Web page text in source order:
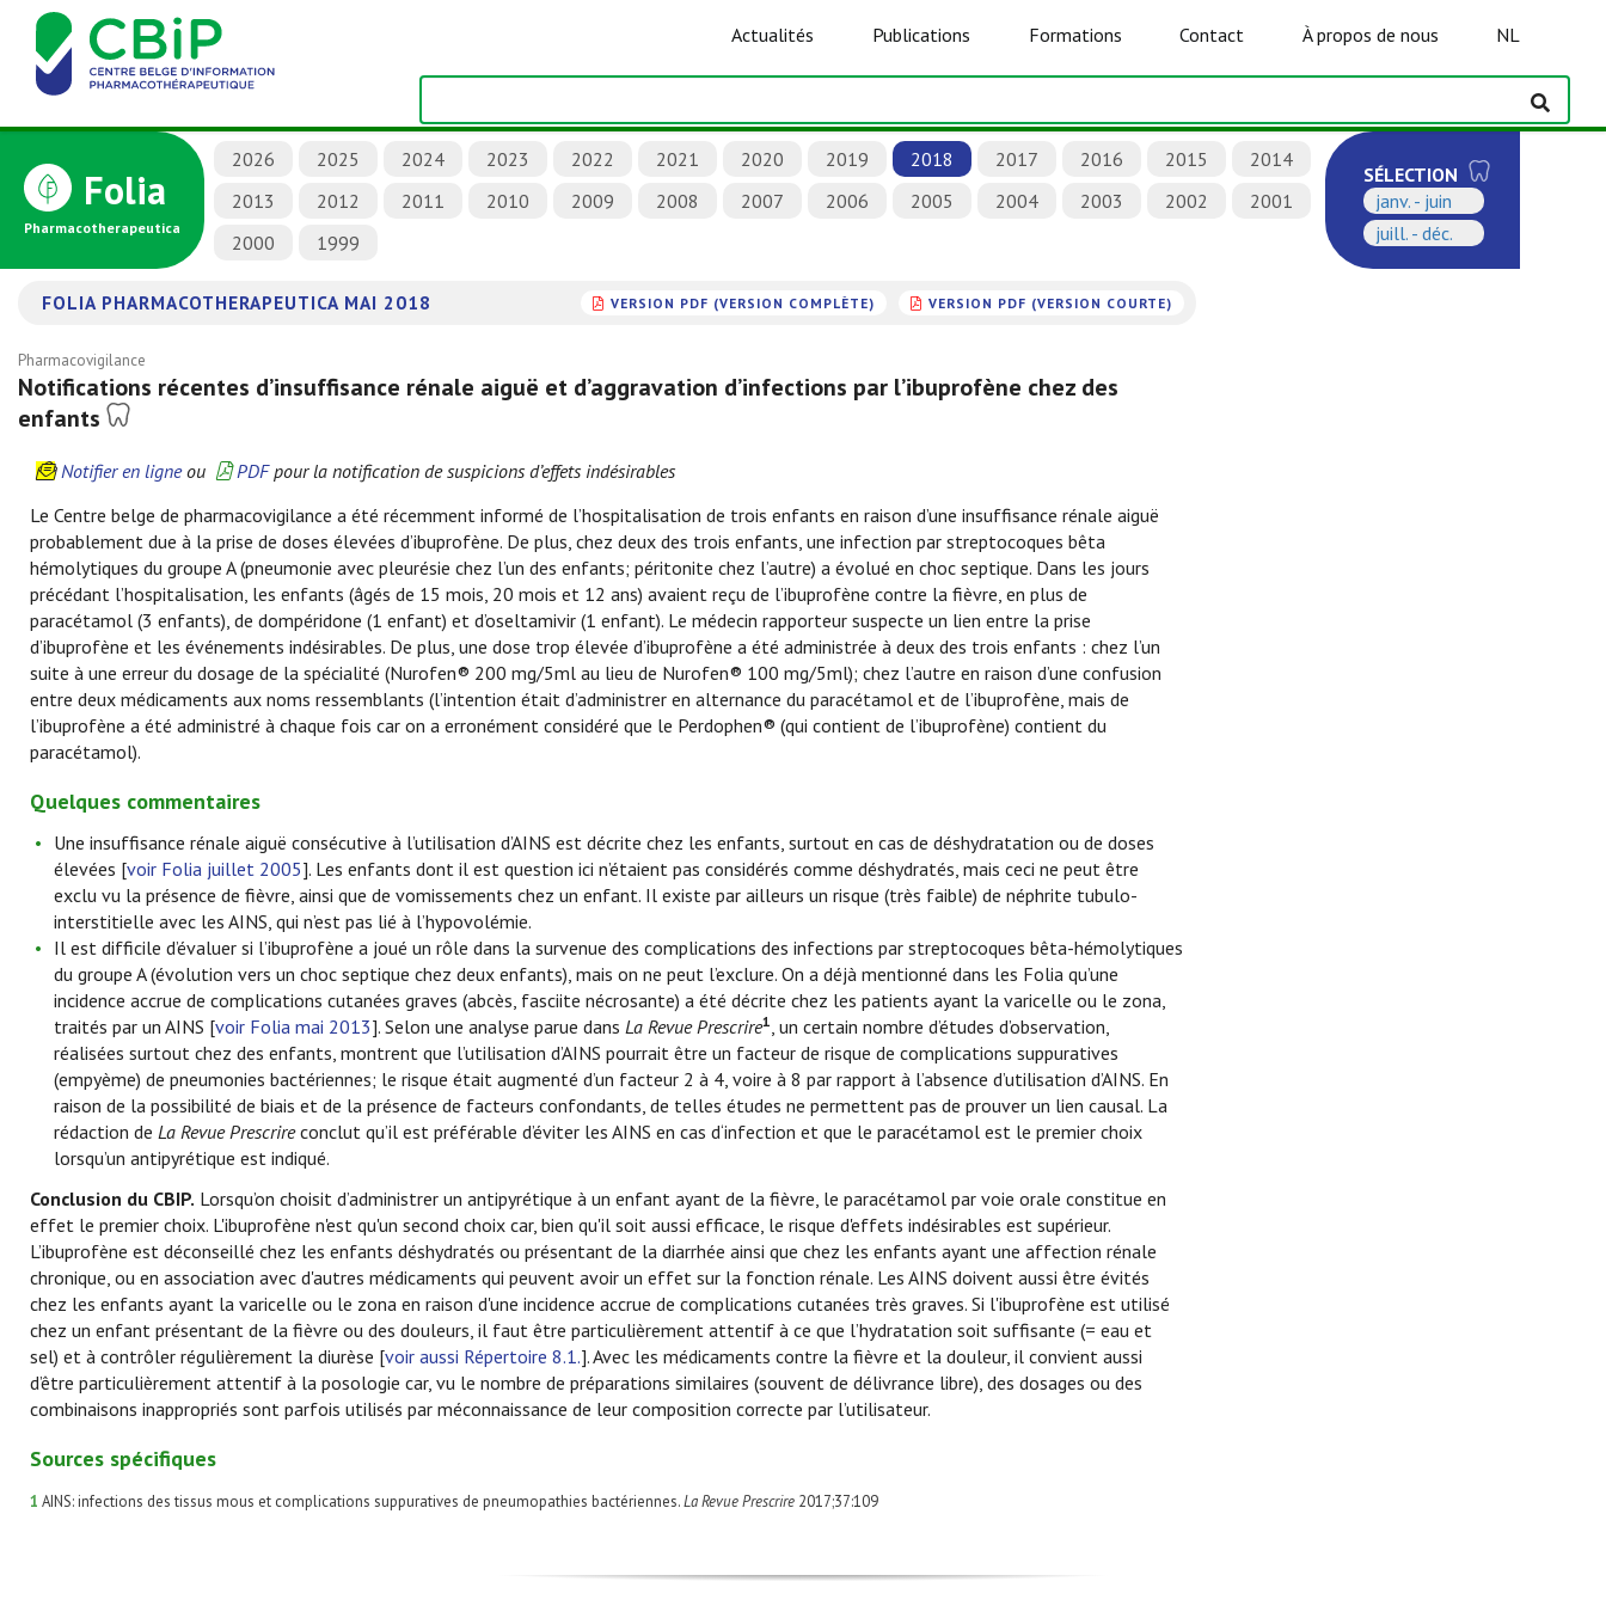
Actualités Publications Formations Contact À propos de nous NL
Folia
Pharmacotherapeutica
2026 2025 2024 2023 2022 2021 2020 2019 2018 2017 2016 2015
2014
2013
2012 2011 2010 2009 2008 2007 2006 2005 2004 2003 2002
2001
2000
1999
SÉLECTION
janv. - juin
juill. - déc.
FOLIA PHARMACOTHERAPEUTICA MAI 2018 VERSION PDF (VERSION COMPLÈTE) VERSION PDF (VERSION COURTE)
Pharmacovigilance
Notifications récentes d’insuffisance rénale aiguë et d’aggravation d’infections par l’ibuprofène chez des
enfants
Notifier en ligneou PDFpour la notification de suspicions d’effets indésirables
Le Centre belge de pharmacovigilance a été récemment informé de l’hospitalisation de trois enfants en raison d’une insuffisance rénale aiguë
probablement due à la prise de doses élevées d’ibuprofène. De plus, chez deux des trois enfants, une infection par streptocoques bêta
hémolytiques du groupe A (pneumonie avec pleurésie chez l’un des enfants; péritonite chez l’autre) a évolué en choc septique. Dans les jours
précédant l’hospitalisation, les enfants (âgés de 15 mois, 20 mois et 12 ans) avaient reçu de l’ibuprofène contre la fièvre, en plus de
paracétamol (3 enfants), de dompéridone (1 enfant) et d’oseltamivir (1 enfant). Le médecin rapporteur suspecte un lien entre la prise
d’ibuprofène et les événements indésirables. De plus, une dose trop élevée d’ibuprofène a été administrée à deux des trois enfants : chez l’un
suite à une erreur du dosage de la spécialité (Nurofen® 200 mg/5ml au lieu de Nurofen® 100 mg/5ml); chez l’autre en raison d’une confusion
entre deux médicaments aux noms ressemblants (l’intention était d’administrer en alternance du paracétamol et de l’ibuprofène, mais de
l’ibuprofène a été administré à chaque fois car on a erronément considéré que le Perdophen® (qui contient de l’ibuprofène) contient du
paracétamol).
Quelques commentaires
Une insuffisance rénale aiguë consécutive à l’utilisation d’AINS est décrite chez les enfants, surtout en cas de déshydratation ou de doses
élevées [voir Folia juillet 2005]. Les enfants dont il est question ici n’étaient pas considérés comme déshydratés, mais ceci ne peut être
exclu vu la présence de fièvre, ainsi que de vomissements chez un enfant. Il existe par ailleurs un risque (très faible) de néphrite tubulo-
interstitielle avec les AINS, qui n’est pas lié à l’hypovolémie.
Il est difficile d’évaluer si l’ibuprofène a joué un rôle dans la survenue des complications des infections par streptocoques bêta-hémolytiques
du groupe A (évolution vers un choc septique chez deux enfants), mais on ne peut l’exclure. On a déjà mentionné dans les Folia qu’une
incidence accrue de complications cutanées graves (abcès, fasciite nécrosante) a été décrite chez les patients ayant la varicelle ou le zona,
traités par un AINS [voir Folia mai 2013]. Selon une analyse parue dans La Revue Prescrire1, un certain nombre d’études d’observation,
réalisées surtout chez des enfants, montrent que l’utilisation d’AINS pourrait être un facteur de risque de complications suppuratives
(empyème) de pneumonies bactériennes; le risque était augmenté d’un facteur 2 à 4, voire à 8 par rapport à l’absence d’utilisation d’AINS. En
raison de la possibilité de biais et de la présence de facteurs confondants, de telles études ne permettent pas de prouver un lien causal. La
rédaction de La Revue Prescrireconclut qu’il est préférable d’éviter les AINS en cas d‘infection et que le paracétamol est le premier choix
lorsqu’un antipyrétique est indiqué.
Conclusion du CBIP. Lorsqu’on choisit d’administrer un antipyrétique à un enfant ayant de la fièvre, le paracétamol par voie orale constitue en
effet le premier choix. L'ibuprofène n'est qu'un second choix car, bien qu'il soit aussi efficace, le risque d'effets indésirables est supérieur.
L’ibuprofène est déconseillé chez les enfants déshydratés ou présentant de la diarrhée ainsi que chez les enfants ayant une affection rénale
chronique, ou en association avec d'autres médicaments qui peuvent avoir un effet sur la fonction rénale. Les AINS doivent aussi être évités
chez les enfants ayant la varicelle ou le zona en raison d'une incidence accrue de complications cutanées très graves. Si l'ibuprofène est utilisé
chez un enfant présentant de la fièvre ou des douleurs, il faut être particulièrement attentif à ce que l’hydratation soit suffisante (= eau et
sel) et à contrôler régulièrement la diurèse [voir aussi Répertoire 8.1.]. Avec les médicaments contre la fièvre et la douleur, il convient aussi
d’être particulièrement attentif à la posologie car, vu le nombre de préparations similaires (souvent de délivrance libre), des dosages ou des
combinaisons inappropriés sont parfois utilisés par méconnaissance de leur composition correcte par l’utilisateur.
Sources spécifiques
1 AINS: infections des tissus mous et complications suppuratives de pneumopathies bactériennes.La Revue Prescrire 2017;37:109